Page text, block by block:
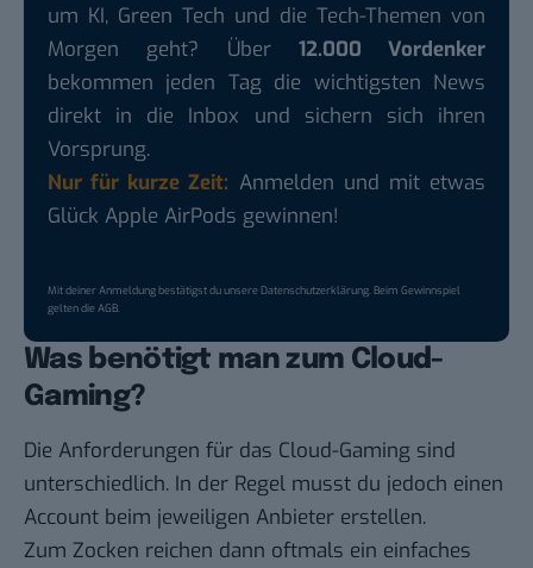
um KI, Green Tech und die Tech-Themen von
Morgen geht? Über 12.000 Vordenker
bekommen jeden Tag die wichtigsten News
direkt in die Inbox und sichern sich ihren
Vorsprung.
Nur für kurze Zeit: Anmelden und mit etwas
Glück Apple AirPods gewinnen!
Mit deiner Anmeldung bestätigst du unsereDatenschutzerklärung. Beim Gewinnspiel
gelten dieAGB.
Was benötigt man zum Cloud-
Gaming?
Die Anforderungen für das Cloud-Gaming sind
unterschiedlich. In der Regel musst du jedoch einen
Account beim jeweiligen Anbieter erstellen.
Zum Zocken reichen dann oftmals ein einfaches